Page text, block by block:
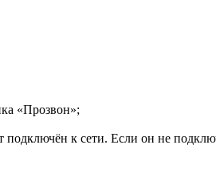
«Прозвон»;
подключён к сети. Если он не